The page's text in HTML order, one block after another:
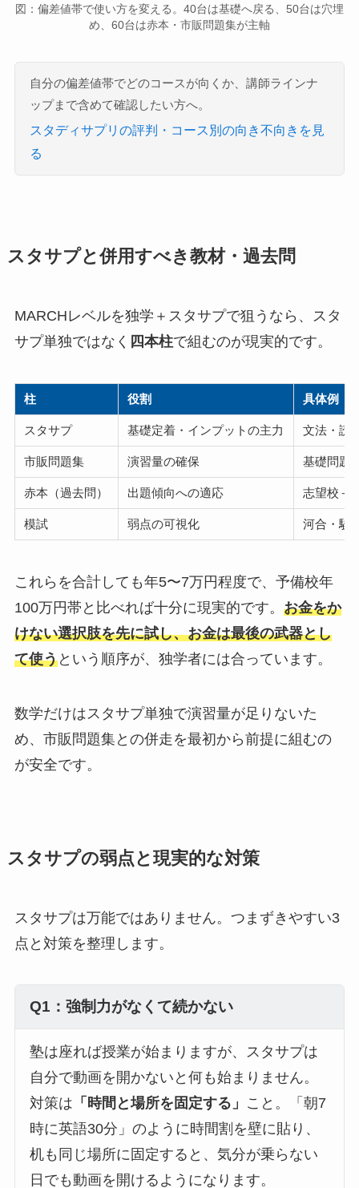
図：偏差値帯で使い方を変える。40台は基礎へ戻る、50台は穴埋
め、60台は赤本・市販問題集が主軸
自分の偏差値帯でどのコースが向くか、講師ラインナ
ップまで含めて確認したい方へ。
スタディサプリの評判・コース別の向き不向きを見
る
スタサプと併用すべき教材・過去問
MARCHレベルを独学＋スタサプで狙うなら、スタ
サプ単独ではなく 四本柱で組むのが現実的です。
柱 役割 具体例
スタサプ 基礎定着・インプットの主力 文法・読
市販問題集 演習量の確保 基礎問題
赤本（過去問） 出題傾向への適応 志望校＋
模試 弱点の可視化 河合・駿
これらを合計しても年5〜7万円程度で、予備校年
100万円帯と比べれば十分に現実的です。 お金をか
けない選択肢を先に試し、お金は最後の武器とし
て使うという順序が、独学者には合っています。
数学だけはスタサプ単独で演習量が足りないた
め、市販問題集との併走を最初から前提に組むの
が安全です。
スタサプの弱点と現実的な対策
スタサプは万能ではありません。つまずきやすい3
点と対策を整理します。
Q1：強制力がなくて続かない
塾は座れば授業が始まりますが、スタサプは
自分で動画を開かないと何も始まりません。
対策は 「時間と場所を固定する」 こと。「朝7
時に英語30分」のように時間割を壁に貼り、
机も同じ場所に固定すると、気分が乗らない
日でも動画を開けるようになります。